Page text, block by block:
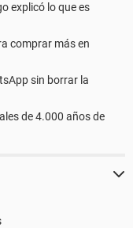
explicó lo que es
comprar más en
sin borrar la
de 4.000 años de